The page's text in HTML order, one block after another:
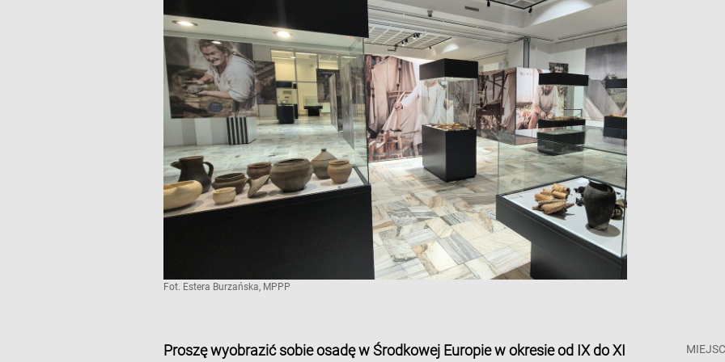
Fot. Estera Burzańska, MPPP
Proszę wyobrazić sobie osadę w Środkowej Europie w okresie od IX do XI